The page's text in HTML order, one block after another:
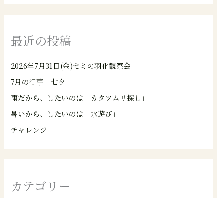
最近の投稿
2026年7月31日(金)セミの羽化観察会
7月の行事 七夕
雨だから、したいのは「カタツムリ探し」
暑いから、したいのは「水遊び」
チャレンジ
カテゴリー